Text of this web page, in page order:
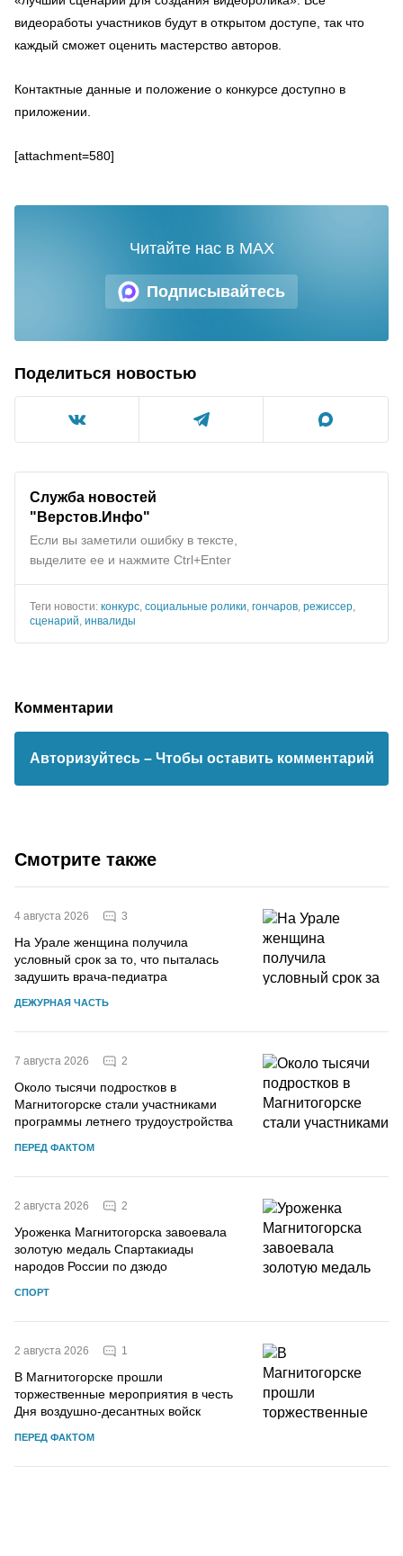
видеоработы участников будут в открытом доступе, так что
каждый сможет оценить мастерство авторов.
Контактные данные и положение о конкурсе доступно в
приложении.
[attachment=580]
Подписывайтесь
Читайте нас в MAX
Поделиться новостью
Служба новостей
"Верстов.Инфо"
Если вы заметили ошибку в тексте,
выделите ее и нажмите Ctrl+Enter
Теги новости: конкурс, социальные ролики, гончаров, режиссер,
сценарий, инвалиды
Комментарии
Авторизуйтесь – Чтобы оставить комментарий
Смотрите также
4 августа 2026 3
На Урале женщина получила
условный срок за то, что пыталась
задушить врача-педиатра
ДЕЖУРНАЯ ЧАСТЬ
7 августа 2026 2
Около тысячи подростков в
Магнитогорске стали участниками
программы летнего трудоустройства
ПЕРЕД ФАКТОМ
2 августа 2026 2
Уроженка Магнитогорска завоевала
золотую медаль Спартакиады
народов России по дзюдо
СПОРТ
2 августа 2026 1
В Магнитогорске прошли
торжественные мероприятия в честь
Дня воздушно-десантных войск
ПЕРЕД ФАКТОМ